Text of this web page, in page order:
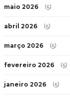
maio 2026 (5)
abril 2026 (5)
março 2026 (5)
fevereiro 2026 (5)
janeiro 2026 (5)